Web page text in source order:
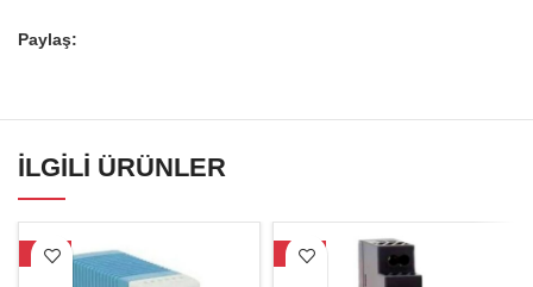
Paylaş:
İLGILI ÜRÜNLER
-17% -19%